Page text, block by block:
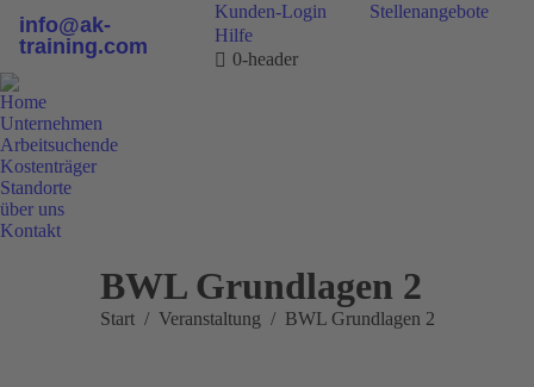
info@ak-
training.com
Kunden-Login
Stellenangebote
Hilfe
0-header
Home
Unternehmen
Arbeitsuchende
Kostenträger
Standorte
über uns
Kontakt
BWL Grundlagen 2
Sie befinden sich hier:
Start Veranstaltung BWL Grundlagen 2